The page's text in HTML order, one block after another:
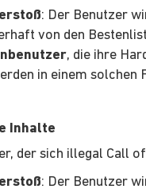
: Der Benutzer
von den
, die ihre
in einem
Inhalte
der sich illegal Call
: Der Benutzer